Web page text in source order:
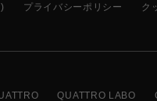
プライバシーポリシー ク
QUATTRO LABO